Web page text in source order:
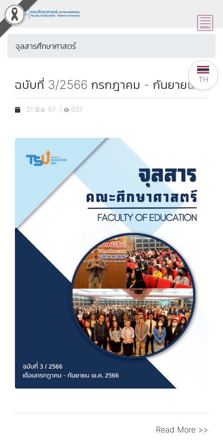
จุลสารศึกษาศาสตร์
ฉบับที่ 3/2566 กรกฎาคม - กันยายน
21 มิ.ย. 67 / 637
Read More >>
TH